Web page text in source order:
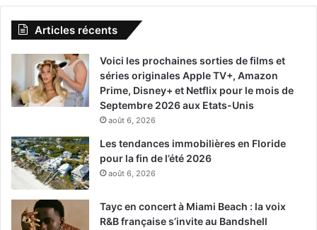
Articles récents
Voici les prochaines sorties de films et
séries originales Apple TV+, Amazon
Prime, Disney+ et Netflix pour le mois de
Septembre 2026 aux Etats-Unis
août 6, 2026
Les tendances immobilières en Floride
pour la fin de l’été 2026
août 6, 2026
Tayc en concert à Miami Beach : la voix
R&B française s’invite au Bandshell